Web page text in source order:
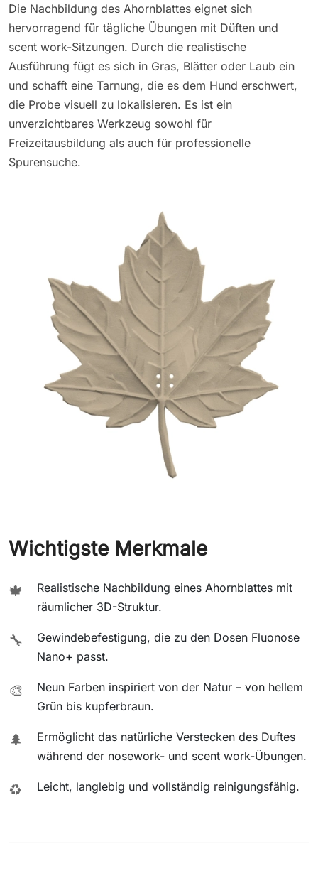
Die Nachbildung des Ahornblattes eignet sich
hervorragend für tägliche Übungen mit Düften und
scent work-Sitzungen. Durch die realistische
Ausführung fügt es sich in Gras, Blätter oder Laub ein
und schafft eine Tarnung, die es dem Hund erschwert,
die Probe visuell zu lokalisieren. Es ist ein
unverzichtbares Werkzeug sowohl für
Freizeitausbildung als auch für professionelle
Spurensuche.
Wichtigste Merkmale
🍁
Realistische Nachbildung eines Ahornblattes mit
räumlicher 3D-Struktur.
🔧
Gewindebefestigung, die zu den Dosen Fluonose
Nano+ passt.
🎨
Neun Farben inspiriert von der Natur – von hellem
Grün bis kupferbraun.
🌲
Ermöglicht das natürliche Verstecken des Duftes
während der nosework- und scent work-Übungen.
♻️ Leicht, langlebig und vollständig reinigungsfähig.